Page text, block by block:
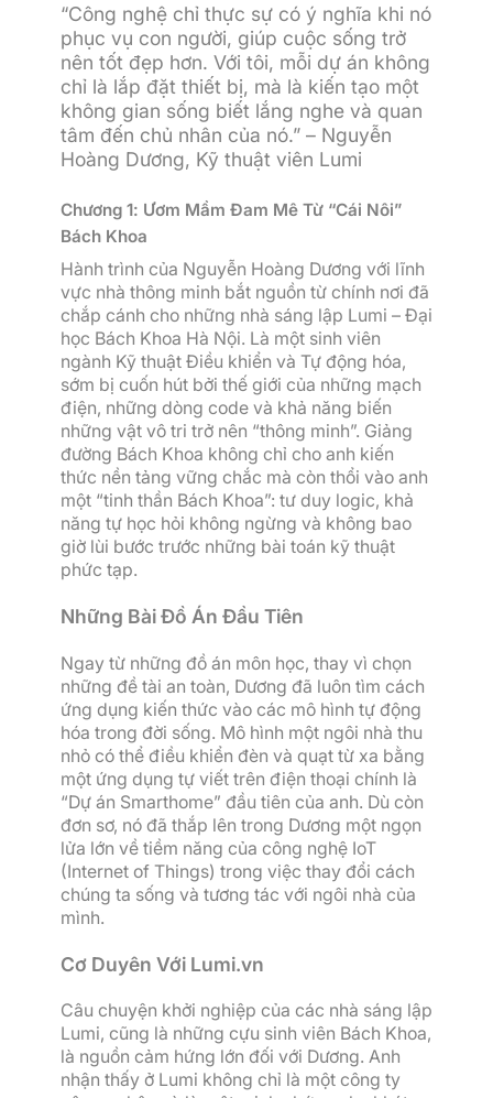
“Công nghệ chỉ thực sự có ý nghĩa khi nó
phục vụ con người, giúp cuộc sống trở
nên tốt đẹp hơn. Với tôi, mỗi dự án không
chỉ là lắp đặt thiết bị, mà là kiến tạo một
không gian sống biết lắng nghe và quan
tâm đến chủ nhân của nó.” – Nguyễn
Hoàng Dương, Kỹ thuật viên Lumi
Chương 1: Ươm Mầm Đam Mê Từ “Cái Nôi”
Bách Khoa
Hành trình của Nguyễn Hoàng Dương với lĩnh
vực nhà thông minh bắt nguồn từ chính nơi đã
chắp cánh cho những nhà sáng lập Lumi – Đại
học Bách Khoa Hà Nội. Là một sinh viên
ngành Kỹ thuật Điều khiển và Tự động hóa,
sớm bị cuốn hút bởi thế giới của những mạch
điện, những dòng code và khả năng biến
những vật vô tri trở nên “thông minh”. Giảng
đường Bách Khoa không chỉ cho anh kiến
thức nền tảng vững chắc mà còn thổi vào anh
một “tinh thần Bách Khoa”: tư duy logic, khả
năng tự học hỏi không ngừng và không bao
giờ lùi bước trước những bài toán kỹ thuật
phức tạp.
Những Bài Đồ Án Đầu Tiên
Ngay từ những đồ án môn học, thay vì chọn
những đề tài an toàn, Dương đã luôn tìm cách
ứng dụng kiến thức vào các mô hình tự động
hóa trong đời sống. Mô hình một ngôi nhà thu
nhỏ có thể điều khiển đèn và quạt từ xa bằng
một ứng dụng tự viết trên điện thoại chính là
“Dự án Smarthome” đầu tiên của anh. Dù còn
đơn sơ, nó đã thắp lên trong Dương một ngọn
lửa lớn về tiềm năng của công nghệ IoT
(Internet of Things) trong việc thay đổi cách
chúng ta sống và tương tác với ngôi nhà của
mình.
Cơ Duyên Với Lumi.vn
Câu chuyện khởi nghiệp của các nhà sáng lập
Lumi, cũng là những cựu sinh viên Bách Khoa,
là nguồn cảm hứng lớn đối với Dương. Anh
nhận thấy ở Lumi không chỉ là một công ty